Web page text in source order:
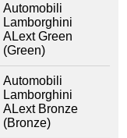
Automobili
Lamborghini
ALext Green
(Green)
Automobili
Lamborghini
ALext Bronze
(Bronze)